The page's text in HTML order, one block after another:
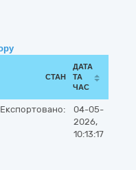
СТАН
ДАТА
ТА
ЧАС
Експортовано:
04-05-
2026,
10:13:17